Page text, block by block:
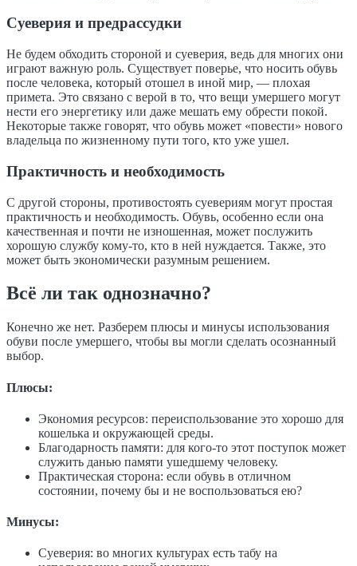
Суеверия и предрассудки
Не будем обходить стороной и суеверия, ведь для многих они
играют важную роль. Существует поверье, что носить обувь
после человека, который отошел в иной мир, — плохая
примета. Это связано с верой в то, что вещи умершего могут
нести его энергетику или даже мешать ему обрести покой.
Некоторые также говорят, что обувь может «повести» нового
владельца по жизненному пути того, кто уже ушел.
Практичность и необходимость
С другой стороны, противостоять суевериям могут простая
практичность и необходимость. Обувь, особенно если она
качественная и почти не изношенная, может послужить
хорошую службу кому-то, кто в ней нуждается. Также, это
может быть экономически разумным решением.
Всё ли так однозначно?
Конечно же нет. Разберем плюсы и минусы использования
обуви после умершего, чтобы вы могли сделать осознанный
выбор.
Плюсы:
Экономия ресурсов: переиспользование это хорошо для
кошелька и окружающей среды.
Благодарность памяти: для кого-то этот поступок может
служить данью памяти ушедшему человеку.
Практическая сторона: если обувь в отличном
состоянии, почему бы и не воспользоваться ею?
Минусы:
Суеверия: во многих культурах есть табу на